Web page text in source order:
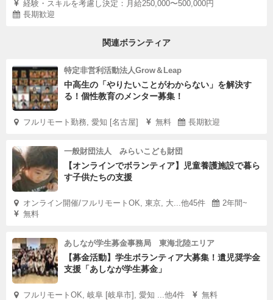
経験・スキルを考慮し決定：月給250,000〜500,000円
長期歓迎
関連ボランティア
特定非営利活動法人Grow＆Leap
中高生の「やりたいことがわからない」を解決す
る！個性教育のメンター募集！
フルリモート勤務, 愛知 [名古屋] 無料 長期歓迎
一般財団法人 みらいこども財団
【オンラインでボランティア】児童養護施設で暮ら
す子供たちの支援
オンライン開催/フルリモートOK, 東京, 大...他45件
2年間~
無料
あしなが学生募金事務局 東海北陸エリア
【募金活動】学生ボランティア大募集！遺児奨学金
支援「あしなが学生募金」
フルリモートOK, 岐阜 [岐阜市], 愛知 ...他4件
無料